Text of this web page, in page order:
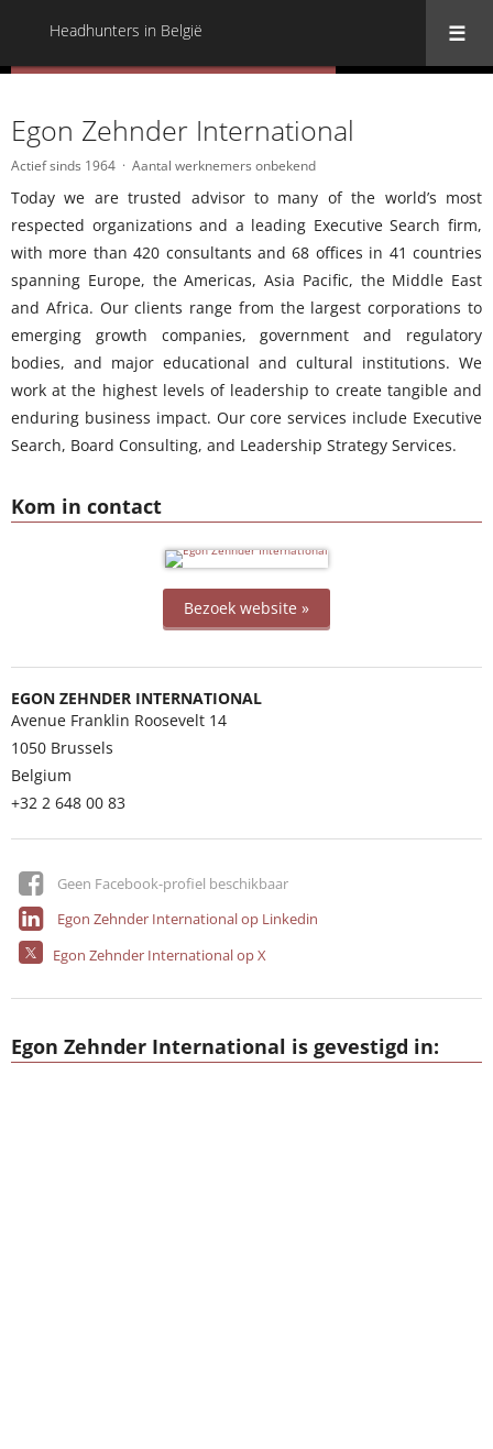
Headhunters in België
Kom in contact
Bezoek website »
EGON ZEHNDER INTERNATIONAL
Avenue Franklin Roosevelt 14
1050 Brussels
Belgium
+32 2 648 00 83
Geen Facebook-profiel beschikbaar
Egon Zehnder International op Linkedin
Egon Zehnder International op X
Egon Zehnder International
Actief sinds 1964 Aantal werknemers onbekend
Today we are trusted advisor to many of the world’s most
respected organizations and a leading Executive Search firm,
with more than 420 consultants and 68 offices in 41 countries
spanning Europe, the Americas, Asia Pacific, the Middle East
and Africa. Our clients range from the largest corporations to
emerging growth companies, government and regulatory
bodies, and major educational and cultural institutions. We
work at the highest levels of leadership to create tangible and
enduring business impact. Our core services include Executive
Search, Board Consulting, and Leadership Strategy Services.
Egon Zehnder International is gevestigd in: